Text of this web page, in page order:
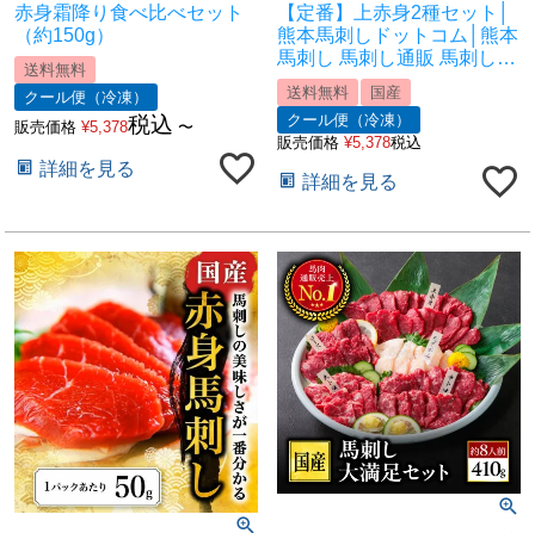
赤身霜降り食べ比べセット
（約150g）
送料無料
クール便（冷凍）
販売価格 ¥5,378税込 〜
詳細を見る
【定番】上赤身2種セット│
熊本馬刺しドットコム│熊本
馬刺し 馬刺し通販 馬刺し専
門店 馬刺しお取り寄せ 利他
フーズ
送料無料
国産
クール便（冷凍）
販売価格 ¥5,378税込
詳細を見る